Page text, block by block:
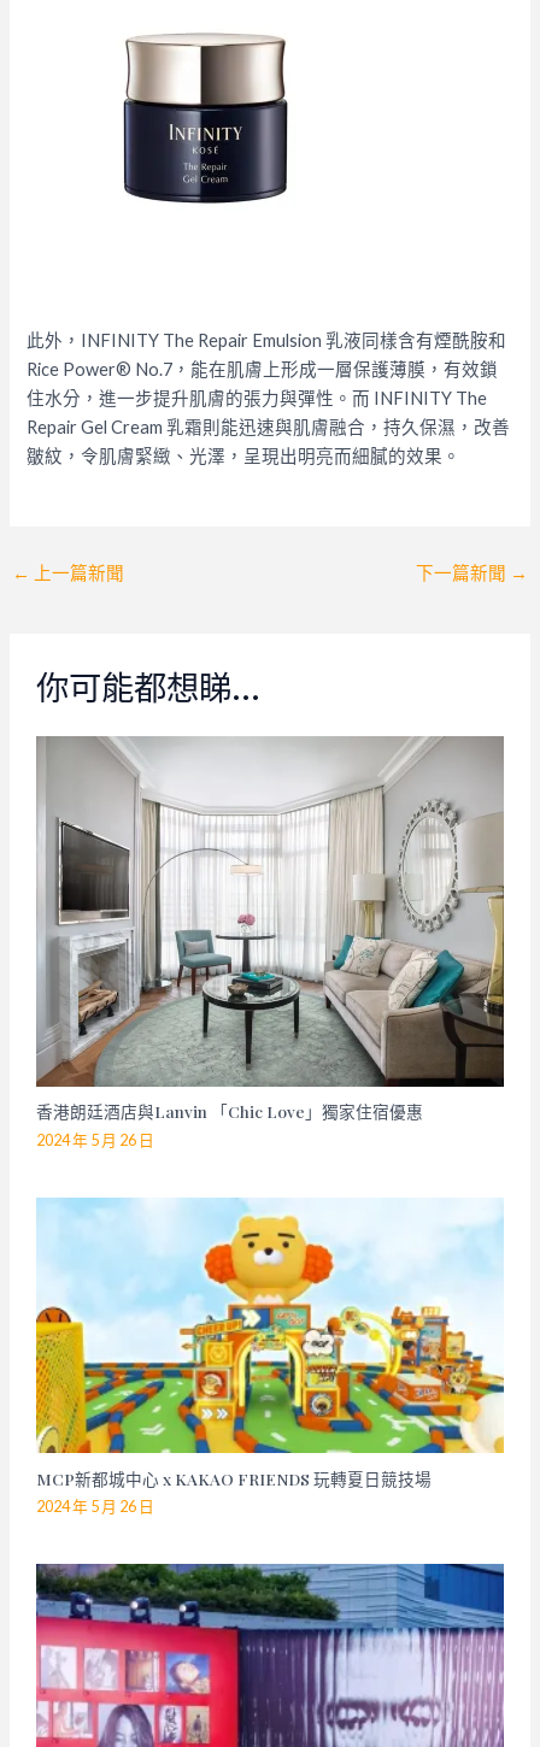
此外，INFINITY The Repair Emulsion 乳液同樣含有煙酰胺和
Rice Power®️ No.7，能在肌膚上形成一層保護薄膜，有效鎖
住水分，進一步提升肌膚的張力與彈性。而 INFINITY The
Repair Gel Cream 乳霜則能迅速與肌膚融合，持久保濕，改善
皺紋，令肌膚緊緻、光澤，呈現出明亮而細膩的效果。
Post
← 上一篇新聞 下一篇新聞 →
你可能都想睇…
香港朗廷酒店與Lanvin 「Chic Love」獨家住宿優惠
2024 年 5 月 26 日
MCP新都城中心 x KAKAO FRIENDS 玩轉夏日競技場
2024 年 5 月 26 日